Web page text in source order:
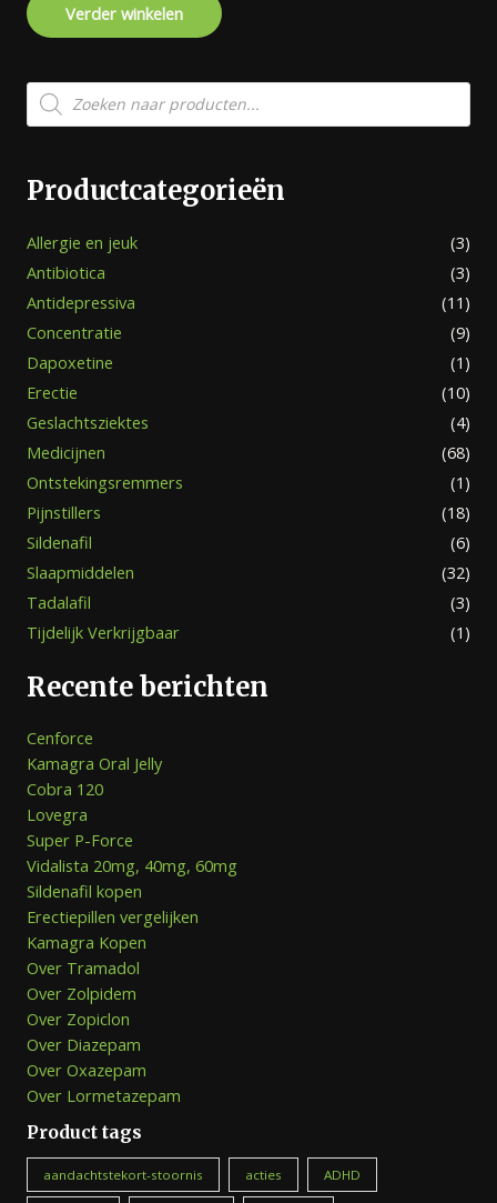
Verder winkelen
Producten
zoeken
Productcategorieën
Allergie en jeuk
(3)
Antibiotica
(3)
Antidepressiva
(11)
Concentratie
(9)
Dapoxetine
(1)
Erectie
(10)
Geslachtsziektes
(4)
Medicijnen
(68)
Ontstekingsremmers
(1)
Pijnstillers
(18)
Sildenafil
(6)
Slaapmiddelen
(32)
Tadalafil
(3)
Tijdelijk Verkrijgbaar
(1)
Recente berichten
Cenforce
Kamagra Oral Jelly
Cobra 120
Lovegra
Super P-Force
Vidalista 20mg, 40mg, 60mg
Sildenafil kopen
Erectiepillen vergelijken
Kamagra Kopen
Over Tramadol
Over Zolpidem
Over Zopiclon
Over Diazepam
Over Oxazepam
Over Lormetazepam
Product tags
aandachtstekort-stoornis acties ADHD